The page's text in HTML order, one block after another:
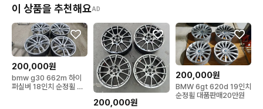
이 상품을 추천해요AD
200,000원
bmw g30 662m 하이
퍼실버 18인치 순정휠 대
200,000원
200,000원
BMW 6gt 620d 19인치
순정휠 대품판매20만원